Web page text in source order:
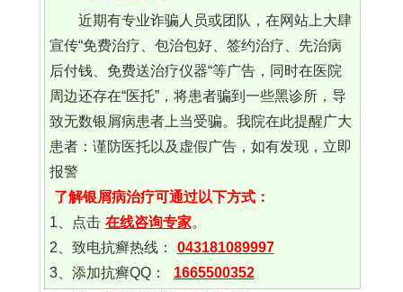
近期有专业诈骗人员或团队，在网站上大肆
宣传“免费治疗、包治包好、签约治疗、先治病
后付钱、免费送治疗仪器“等广告，同时在医院
周边还存在“医托”，将患者骗到一些黑诊所，导
致无数银屑病患者上当受骗。我院在此提醒广大
患者：谨防医托以及虚假广告，如有发现，立即
报警
了解银屑病治疗可通过以下方式：
1、点击 在线咨询专家。
2、致电抗癣热线：
043181089997
3、添加抗癣QQ：
1665500352